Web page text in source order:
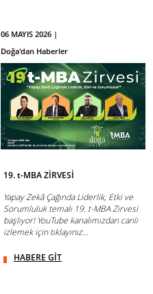
06 MAYIS 2026 |
Doğa'dan Haberler
19. t-MBA ZİRVESİ
Yapay Zekâ Çağında Liderlik, Etki ve
Sorumluluk temalı 19. t-MBA Zirvesi
başlıyor! YouTube kanalımızdan canlı
izlemek için tıklayınız...
HABERE GİT